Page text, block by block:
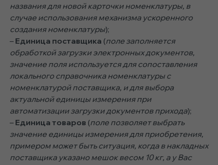
названия для новой карточки номенклатуры, в
случае использования механизма ускоренного
создания номенклатуры);
– Единица поставщика (поле заполняется
обработкой загрузки электронных документов,
значение поля используется для сопоставления
локального справочника номенклатуры с
номенклатурой поставщика, и для выбора
актуальной единицы измерения при
автоматизации загрузки документов прихода);
– Единица товаров (поле позволяет выбрать
значение единицы измерения для приобретения,
примером может быть ситуация, когда в накладных
поставщика указано мешок весом 10 кг, а у Вас